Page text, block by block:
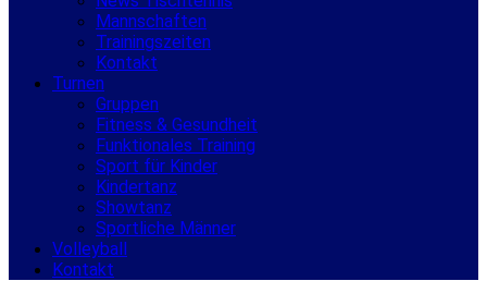
Mannschaften
Trainingszeiten
Kontakt
Turnen
Gruppen
Fitness & Gesundheit
Funktionales Training
Sport für Kinder
Kindertanz
Showtanz
Sportliche Männer
Volleyball
Kontakt